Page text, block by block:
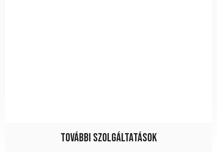
További szolgáltatások